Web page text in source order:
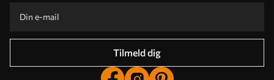
Tilmeld dig